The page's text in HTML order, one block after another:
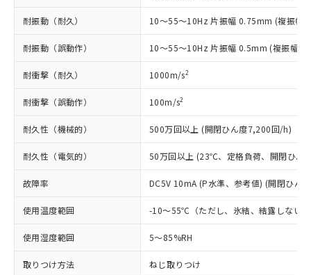
耐振動（耐久） 10～55～10Hz 片振幅 0.75mm (複振幅
耐振動（誤動作） 10～55～10Hz 片振幅 0.5mm (複振幅
耐衝撃（耐久） 1000m/s2
耐衝撃（誤動作） 100m/s2
耐久性（機械的） 500万回以上 (開閉ひん度7,200回/h)
耐久性（電気的） 50万回以上 (23℃、定格負荷、開閉ひん
故障率 DC5V 10mA (P水準、参考値) (開閉ひん
使用温度範囲 -10～55℃（ただし、氷結、結露しない
使用湿度範囲 5～85%RH
取りつけ方法 ねじ取りつけ
準価格とは異なる場合があることをご
了承ください。
様のお取引先、またはお客様担当のオ
ムロン制御機器販売店・当社販売員に
オムロン制御機器販売店や当社販売拠
販売ネットワーク
」をご確認
ください。
在庫状況および標準価格結果を当社の
事前の承諾なく第三者に漏洩または開
示しないようお願いします。
マイパーツ機能（部品リスト作成サー
ビス）をご利用いただくには、I-Web
メンバーズにご登録されている必要が
お客様が当ウェブサイト上で当社にご
登録された部品リストについて、当社
六価クロム(Cr(Ⅵ)) 1000ppm以下、ポリ臭化ビフェニル
類(PBB) 1000ppm以下、ポリ臭化ジフェニルエーテル類
(PBDE) 1000ppm以下、フタル酸ビス(2-エチルヘキシ
ル) (DEHP)(別名：DOP) 1000ppm以下、フタル酸ブチ
ルベンジル（BBP） 1000ppm以下、フタル酸ジブチル
但し、RoHS指令で産業用監視および制御機器に対する
フタル酸エステル類の４物質については閾値を超える意
図的な使用がないことを確認しています。
※2 対応予定月
部品在庫の切り替え状況などにより、予定
月が前後することがあります。
※3 非含有証明書ダウンロード
Cr(Ⅵ)(六価クロム) : 1000ppm、 PBBs(ポリ臭化ビフェ
DBP(フタル酸ジブチル) : 1000ppm、 DIBP(フタル酸ジ
イソブチル) : 1000ppm、 BBP(フタル酸ブチルベンジ
ル) : 1000ppm、
DEHP(フタル酸ビス(2-エチルヘキシル)) : 1000ppm
※2 環境保護使用期限
「ｅ」：有害物質（10物質）のすべてが基
準値以下であることを示します。
「10」：通常の使用状況下において有害物
質が外部に漏えいし、環境に深刻な影響を
及ぼさない年数を意味します。
「－」：未確認です。当社販売部門へお問
い合わせください。
可)を取得するなどの必要な手続きを
当社は規制貨物を破棄する場合は、完
全に破砕するなど、違法に輸出されな
いよう必要な手段を講じます。
当社は貴社製品を、核兵器、ミサイ
ル、化学兵器、生物兵器またはその他
武器並びにこれらの製造装置等に一切
使用いたしません。
当社は、貴社製品を第三者に販売する
場合は、上記1、2および3の内容を当
該第三者に通知します。また当社は、
販売先および販売に係わる関係者が違
法に輸出するおそれがある場合は、取
り引きをいたしません。
一定数には満たないが在庫あり
－
在庫なし(最新の在庫状況につ
いては、お客様のお取引先、ま
たはお客様担当のオムロン制御
機器販売店・当社販売員にご確
認ください)
受注生産機種、また在庫状況の